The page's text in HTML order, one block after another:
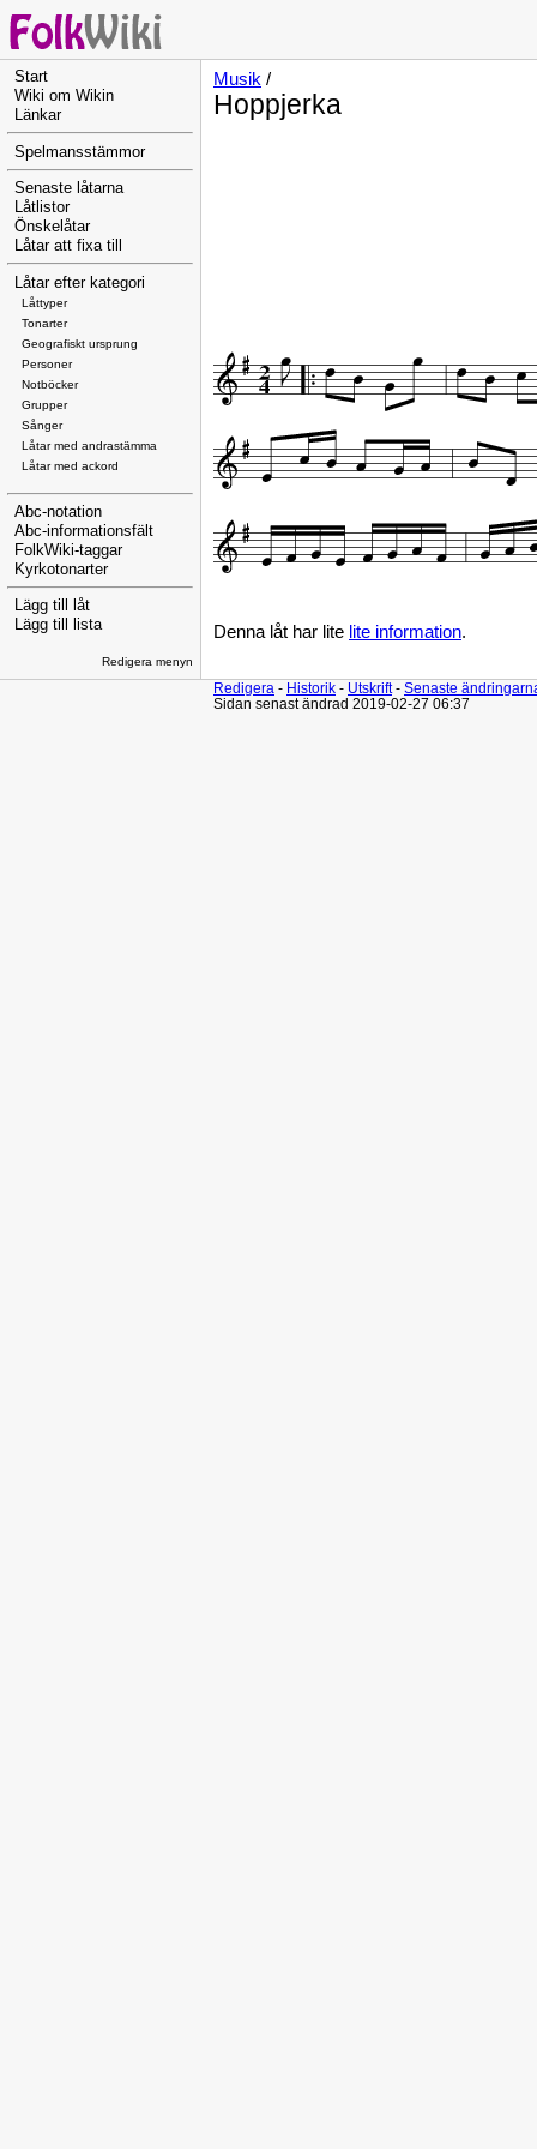
Start
Wiki om Wikin
Länkar
Spelmansstämmor
Senaste låtarna
Låtlistor
Önskelåtar
Låtar att fixa till
Låtar efter kategori
Låttyper
Tonarter
Geografiskt ursprung
Personer
Notböcker
Grupper
Sånger
Låtar med andrastämma
Låtar med ackord
Abc-notation
Abc-informationsfält
FolkWiki-taggar
Kyrkotonarter
Lägg till låt
Lägg till lista
Redigera menyn
Musik /
Hoppjerka
Denna låt har lite lite information.
Redigera - Historik - Utskrift- Senaste
Sidan senast ändrad 2019-02-27 06:37